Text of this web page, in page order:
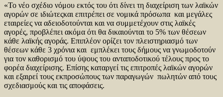
«Το νέο σχέδιο νόμου εκτός του ότι δίνει τη διαχείριση των λαϊκών
αγορών σε ιδιώτεςκαι επιτρέπει σε νομικά πρόσωπα και μεγάλες
εταιρείες να αδειοδοτούνται και να συμμετέχουν στις λαϊκές
αγορές, προβλέπει ακόμα ότι θα δικαιούνται το 5% των θέσεων
κάθε λαϊκής αγοράς. Επιπλέον ορίζει τον πλειστηριασμό των
θέσεων κάθε 3 χρόνια και εμπλέκει τους δήμους να γνωμοδοτούν
για τον καθορισμό του ύψους του ανταποδοτικού τέλους προς το
φορέα διαχείρισης. Επίσης καταργεί τις επιτροπές λαϊκών αγορών
και εξαιρεί τους εκπροσώπους των παραγωγών πωλητών από τους
σχεδιασμούς και τις αποφάσεις.